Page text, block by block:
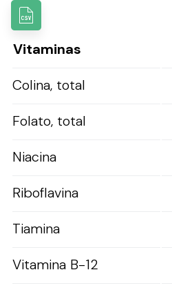
Vitaminas
Colina, total
Folato, total
Niacina
Riboflavina
Tiamina
Vitamina B-12